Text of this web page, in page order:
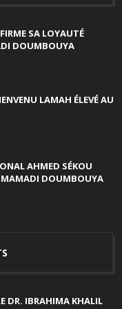
SA LOYAUTÉ
DOUMBOUYA
LAMAH ÉLEVÉ AU
AHMED SÉKOU
MAMADI DOUMBOUYA
DR. IBRAHIMA KHALIL